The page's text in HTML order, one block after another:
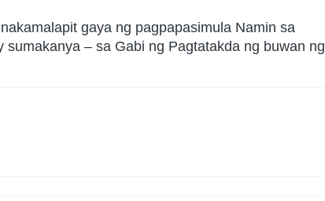
gaya ng pagpapasimula Namin sa
– sa Gabi ng Pagtatakda ng buwan ng